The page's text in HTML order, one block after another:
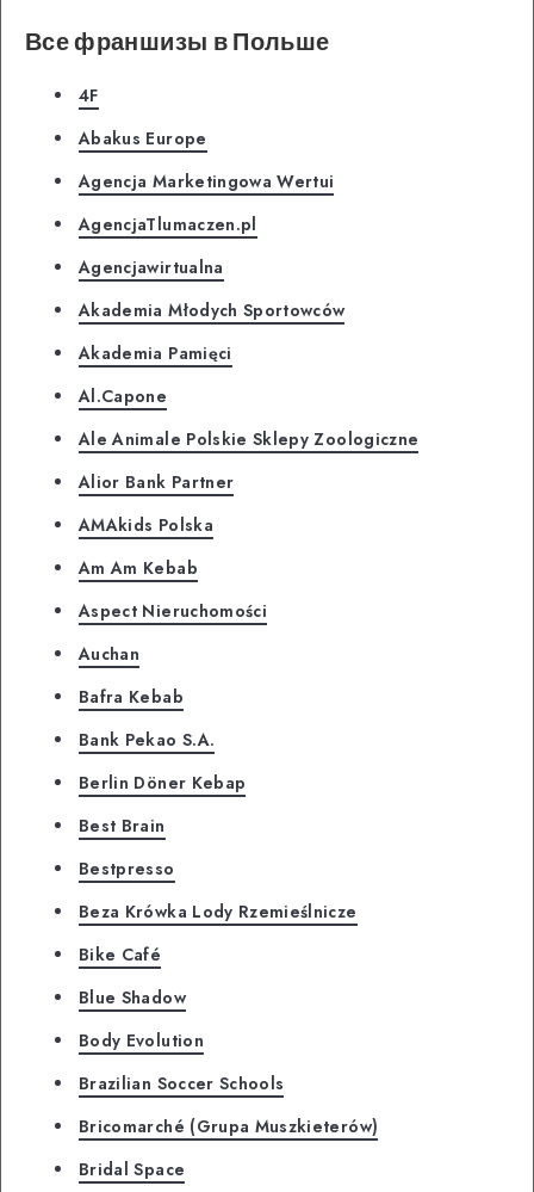
Все франшизы в Польше
4F
Abakus Europe
Agencja Marketingowa Wertui
AgencjaTlumaczen.pl
Agencjawirtualna
Akademia Młodych Sportowców
Akademia Pamięci
Al.Capone
Ale Animale Polskie Sklepy Zoologiczne
Alior Bank Partner
AMAkids Polska
Am Am Kebab
Aspect Nieruchomości
Auchan
Bafra Kebab
Bank Pekao S.A.
Berlin Döner Kebap
Best Brain
Bestpresso
Beza Krówka Lody Rzemieślnicze
Bike Café
Blue Shadow
Body Evolution
Brazilian Soccer Schools
Bricomarché (Grupa Muszkieterów)
Bridal Space